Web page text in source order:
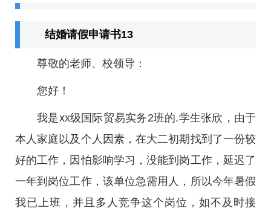
结婚请假申请书13
尊敬的老师、校领导：
您好！
我是xx级国际贸易实务2班的.学生张欣，由于
本人家庭以及个人因素，在大二初期找到了一份较
好的工作，因怕影响学习，没能到岗工作，延迟了
一年到岗位工作，该单位急需用人，所以今年暑假
我已上班，并且多人竞争这个岗位，如不及时接